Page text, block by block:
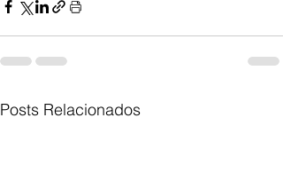
Posts Relacionados